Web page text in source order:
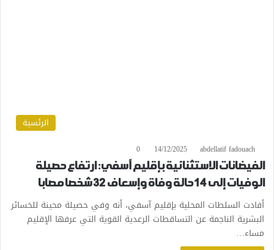
الرئسية
abdellatif fadouach
14/12/2025
0
الفيضانات الاستثنائية بإقليم آسفي: ارتفاع حصيلة
الوفيات إلى 14 حالة وفاة وإسعاف 32 شخصا مصابا
أفادت السلطات المحلية بإقليم آسفي، أنه وفي حصيلة محينة للخسائر
البشرية الناجمة عن التساقطات الرعدية القوية التي عرفها الإقليم
مساء…